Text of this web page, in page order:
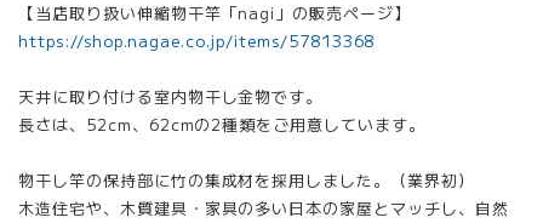
【当店取り扱い伸縮物干竿「nagi」の販売ページ】
https://shop.nagae.co.jp/items/57813368
天井に取り付ける室内物干し金物です。
長さは、52cm、62cmの2種類をご用意しています。
物干し竿の保持部に竹の集成材を採用しました。（業界初）
木造住宅や、木質建具・家具の多い日本の家屋とマッチし、自然